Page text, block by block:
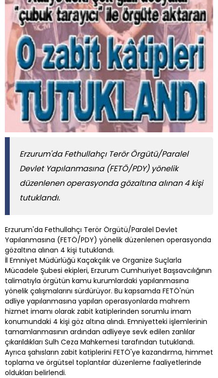
Erzurum'da Fethullahçı Terör Örgütü/Paralel
Devlet Yapılanmasına (FETÖ/PDY) yönelik
düzenlenen operasyonda gözaltına alınan 4 kişi
tutuklandı.
Erzurum'da Fethullahçı Terör Örgütü/Paralel Devlet
Yapılanmasına (FETÖ/PDY) yönelik düzenlenen operasyonda
gözaltına alınan 4 kişi tutuklandı.
İl Emniyet Müdürlüğü Kaçakçılık ve Organize Suçlarla
Mücadele Şubesi ekipleri, Erzurum Cumhuriyet Başsavcılığının
talimatıyla örgütün kamu kurumlardaki yapılanmasına
yönelik çalışmalarını sürdürüyor. Bu kapsamda FETÖ'nün
adliye yapılanmasına yapılan operasyonlarda mahrem
hizmet imamı olarak zabit katiplerinden sorumlu imam
konumundaki 4 kişi göz altına alındı. Emniyetteki işlemlerinin
tamamlanmasının ardından adliyeye sevk edilen zanlılar
çıkarıldıkları Sulh Ceza Mahkemesi tarafından tutuklandı.
Ayrıca şahısların zabit katiplerini FETÖ'ye kazandırma, himmet
toplama ve örgütsel toplantılar düzenleme faaliyetlerinde
oldukları belirlendi.